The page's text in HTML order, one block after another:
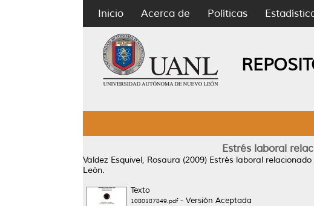
Inicio Acerca de Políticas
Estrés laboral
Valdez Esquivel, Rosaura (2009) Estrés laboral
León.
Texto
1080187849.pdf- Versión Aceptada